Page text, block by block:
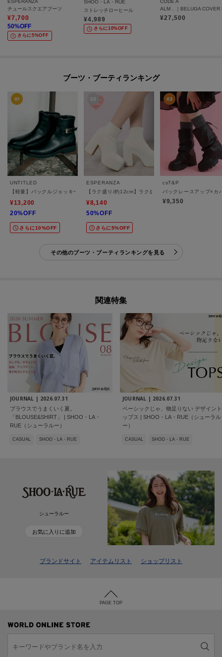
ESPERANZA
チュールスクエアブーツ
¥7,700
50%OFF
さらに5%OFF
SHOO・LA・RUE
ストレッチローヒール
¥4,989
さらに10%OFF
CODE A
¥27,500
ブーツ・ブーティランキング
UNTITLED
【軽量】バックルジョッキーブーツ
¥13,200
20%OFF
さらに10%OFF
ESPERANZA
【ラク盛り/約12cm】ラク盛り厚底ショートブーツ
¥8,140
50%OFF
さらに5%OFF
csT&P
バックレースアップ×カ
¥9,350
その他のブーツ・ブーティランキングを見る
関連特集
JOURNAL | 2026.07.31
ブラウスでうまくいく夏。
「BLOUSE&SHIRT」 | SHOO・LA・
RUE（シューラルー）
CASUAL SHOO・LA・RUE
JOURNAL | 2026.07.31
ベーシックじゃ、物足りない デザイント
ップス | SHOO・LA・RUE（シューラル
ー）
CASUAL SHOO・LA・RUE
シューラルー
お気に入りに追加
ブランドサイト アイテムリスト ショップリスト
PAGE TOP